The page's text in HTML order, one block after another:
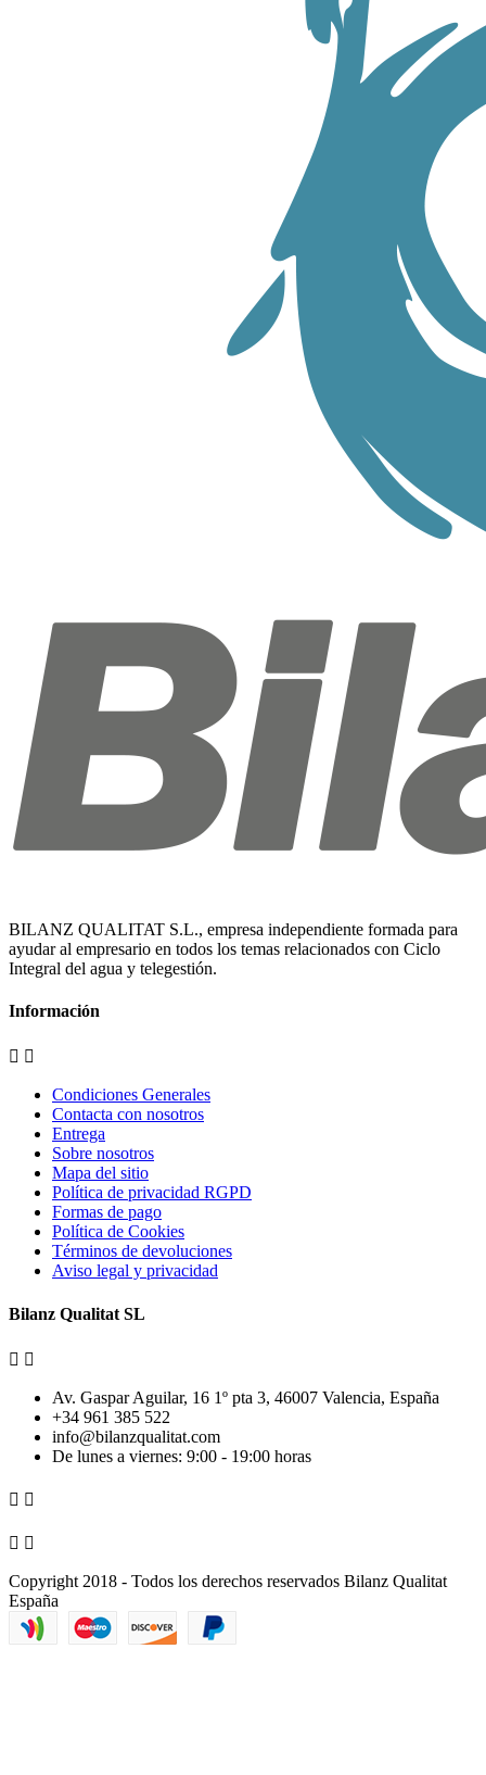
BILANZ QUALITAT S.L., empresa independiente formada para
ayudar al empresario en todos los temas relacionados con Ciclo
Integral del agua y telegestión.
Información
 
Condiciones Generales
Contacta con nosotros
Entrega
Sobre nosotros
Mapa del sitio
Política de privacidad RGPD
Formas de pago
Política de Cookies
Términos de devoluciones
Aviso legal y privacidad
Bilanz Qualitat SL
 
Av. Gaspar Aguilar, 16 1º pta 3, 46007 Valencia, España
+34 961 385 522
info@bilanzqualitat.com
De lunes a viernes: 9:00 - 19:00 horas
 
 
Copyright 2018 - Todos los derechos reservados Bilanz Qualitat
España